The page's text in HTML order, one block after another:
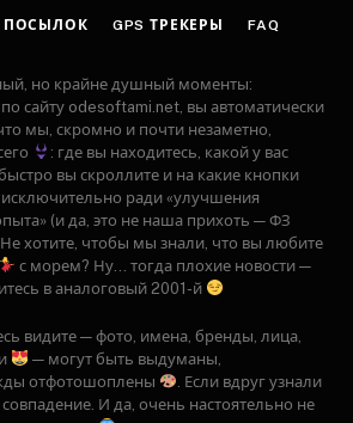
ПОСЫЛОК GPS ТРЕКЕРЫ FAQ
но крайне душный моменты:
сайту odesoftami.net, вы автоматически
мы, скромно и почти незаметно,
: где вы находитесь, какой у вас
вы скроллите и на какие кнопки
исключительно ради «улучшения
(и да, это не наша прихоть — ФЗ
хотите, чтобы мы знали, что вы любите
с морем? Ну... тогда плохие новости —
в аналоговый 2001-й
видите — фото, имена, бренды, лица,
— могут быть выдуманы,
отфотошоплены
. Если вдруг узнали
И да, очень настоятельно не